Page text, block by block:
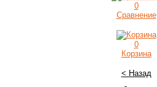
0
Сравнение
0
Корзина
< Назад